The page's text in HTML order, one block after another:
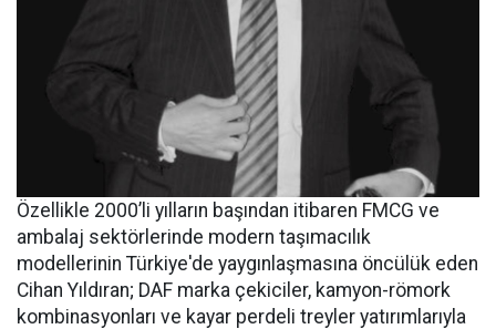
Özellikle 2000’li yılların başından itibaren FMCG ve
ambalaj sektörlerinde modern taşımacılık
modellerinin Türkiye'de yaygınlaşmasına öncülük eden
Cihan Yıldıran; DAF marka çekiciler, kamyon-römork
kombinasyonları ve kayar perdeli treyler yatırımlarıyla